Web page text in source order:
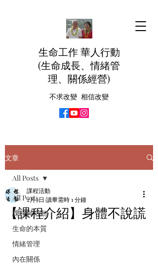
生命工作 華人行動
(生命成長、情緒管
理、關係經營)
不求改變 相信改變
文章
All Posts
課程與活動
生命的本質
情緒管理
內在關係
All Posts
【課程介紹】身體不說謊
課程活動
2月9日 讀畢需時 1 分鐘